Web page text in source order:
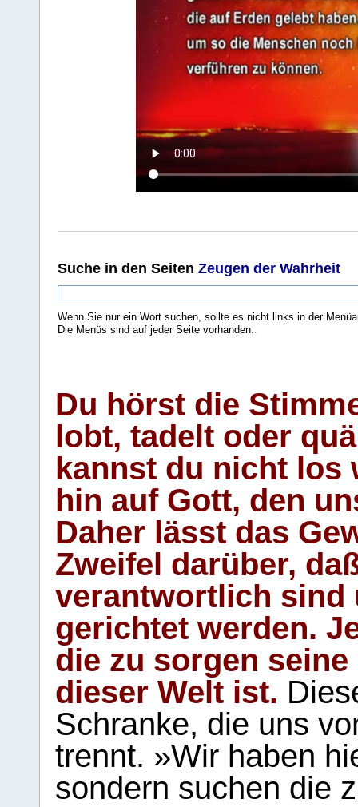
Suche in den Seiten Zeugen der Wahrheit
Wenn Sie nur ein Wort suchen, sollte es nicht links in der
Die Menüs sind auf jeder Seite vorhanden.
Du hörst die
lobt, tadelt oder
kannst du nicht los
hin auf Gott, den
Daher lässt das
Zweifel darüber,
verantwortlich sind
gerichtet werden.
die zu sorgen
dieser Welt ist.
Schranke, die uns
trennt. »Wir haben
sondern suchen die